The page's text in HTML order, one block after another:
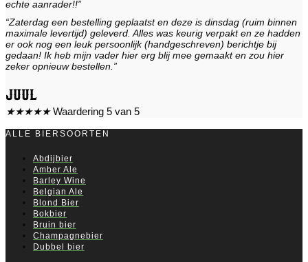
echte aanrader!!”
“Zaterdag een bestelling geplaatst en deze is dinsdag (ruim binnen
maximale levertijd) geleverd. Alles was keurig verpakt en ze hadden
er ook nog een leuk persoonlijk (handgeschreven) berichtje bij
gedaan! Ik heb mijn vader hier erg blij mee gemaakt en zou hier
zeker opnieuw bestellen.”
Juul
★★★★★ Waardering 5 van 5
ALLE BIERSOORTEN
Abdijbier
Amber Ale
Barley Wine
Belgian Ale
Blond Bier
Bokbier
Bruin bier
Champagnebier
Dubbel bier